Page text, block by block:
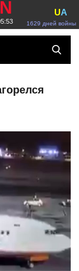
N
1629 дней войны
UA